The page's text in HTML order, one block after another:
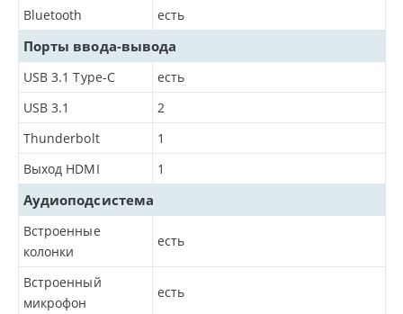
Bluetooth есть
Порты ввода-вывода
USB 3.1 Type-C
есть
USB 3.1
2
Thunderbolt
1
Выход HDMI
1
Аудиоподсистема
Встроенные
колонки
есть
Встроенный
микрофон
есть